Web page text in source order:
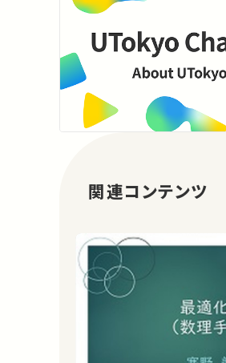
関連コンテンツ